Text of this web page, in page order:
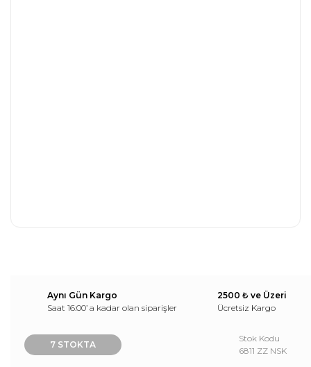
Aynı Gün Kargo
Saat 16:00’ a kadar olan siparişler
2500 ₺ ve Üzeri
Ücretsiz Kargo
7 STOKTA
Stok Kodu
6811 ZZ NSK